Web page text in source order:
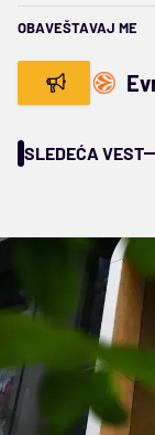
OBAVEŠTAVAJ ME
SLEDEĆA VEST